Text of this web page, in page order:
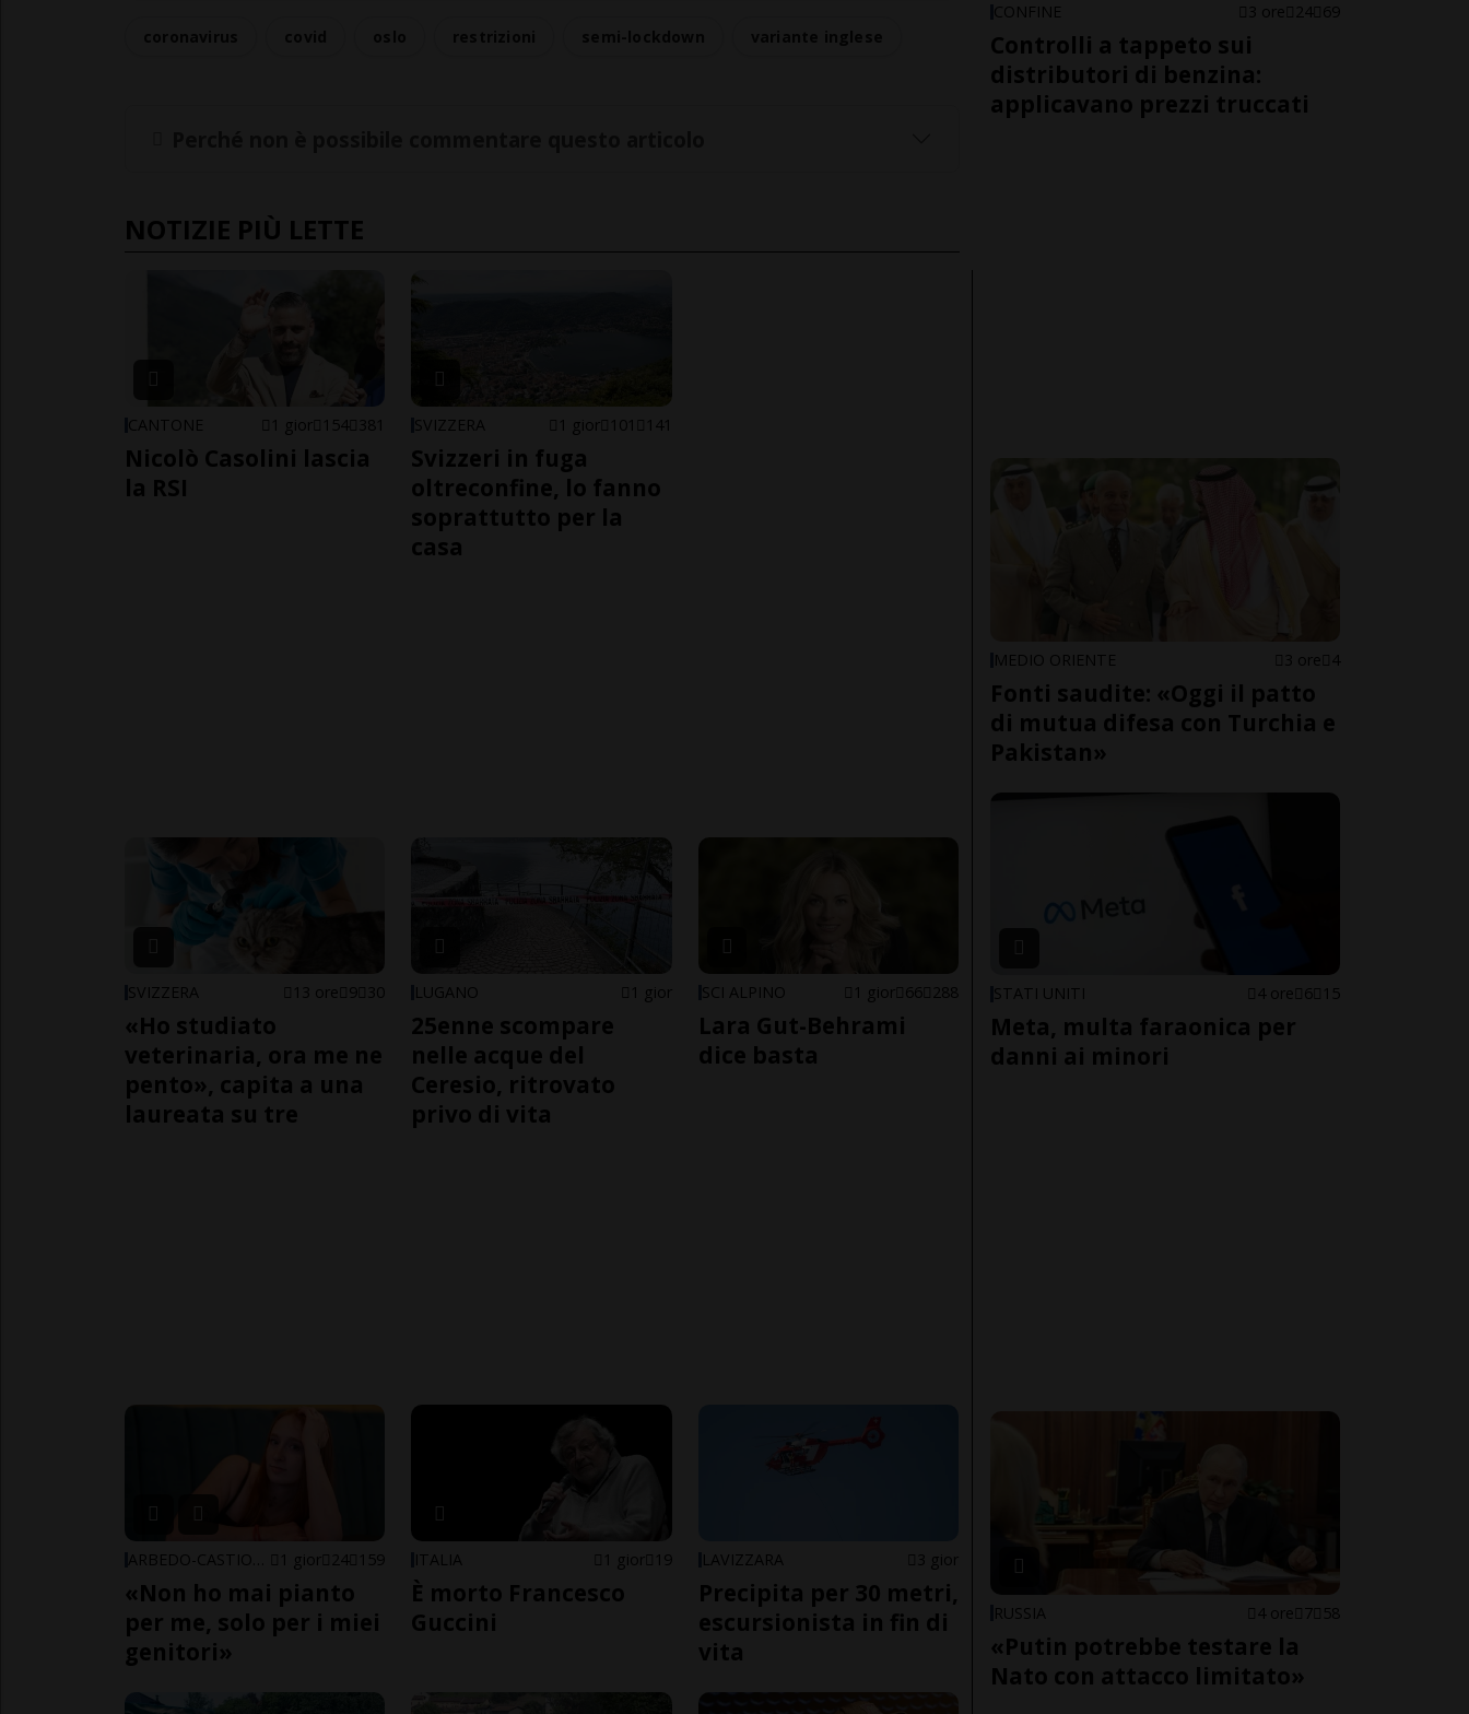
NOTIZIE PIÙ LETTE
CANTONE 1 gior 154 381
Nicolò Casolini lascia
la RSI
SVIZZERA 1 gior 101 141
Svizzeri in fuga
oltreconfine, lo fanno
soprattutto per la
casa
SVIZZERA 13 ore 9 30
«Ho studiato
veterinaria, ora me ne
pento», capita a una
laureata su tre
LUGANO 1 gior
25enne scompare
nelle acque del
Ceresio, ritrovato
privo di vita
SCI ALPINO 1 gior 66 288
Lara Gut-Behrami
dice basta
1 gior 24 159
«Non ho mai pianto
per me, solo per i miei
genitori»
ITALIA 1 gior 19
È morto Francesco
Guccini
LAVIZZARA 3 gior
Precipita per 30 metri,
escursionista in fin di
vita
CONFINE 3 ore 24 69
Controlli a tappeto sui
distributori di benzina:
applicavano prezzi truccati
MEDIO ORIENTE 3 ore 4
Fonti saudite: «Oggi il patto
di mutua difesa con Turchia e
Pakistan»
STATI UNITI 4 ore 6 15
Meta, multa faraonica per
danni ai minori
RUSSIA 4 ore 7 58
«Putin potrebbe testare la
Nato con attacco limitato»